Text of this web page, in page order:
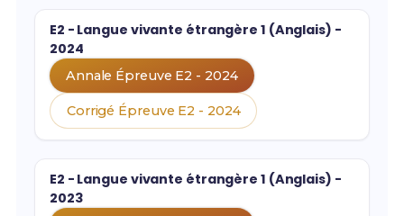
E2 - Langue vivante étrangère 1 (Anglais) -
2024
Annale Épreuve E2 - 2024
Corrigé Épreuve E2 - 2024
E2 - Langue vivante étrangère 1 (Anglais) -
2023